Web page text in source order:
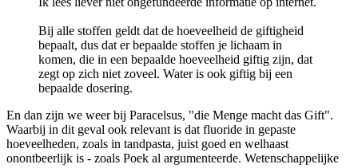
Bij alle stoffen geldt dat de hoeveelheid de giftigheid
bepaalt, dus dat er bepaalde stoffen je lichaam in
komen, die in een bepaalde hoeveelheid giftig zijn, dat
zegt op zich niet zoveel. Water is ook giftig bij een
bepaalde dosering.
En dan zijn we weer bij Paracelsus, "die Menge macht das Gift".
Waarbij in dit geval ook relevant is dat fluoride in gepaste
hoeveelheden, zoals in tandpasta, juist goed en welhaast
onontbeerlijk is - zoals Poek al argumenteerde. Wetenschappelijke